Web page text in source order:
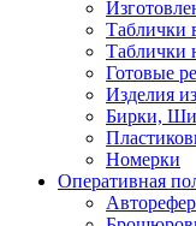
Таблички
Таблички
Готовые
Изделия
Бирки,
Номерки
Оперативная